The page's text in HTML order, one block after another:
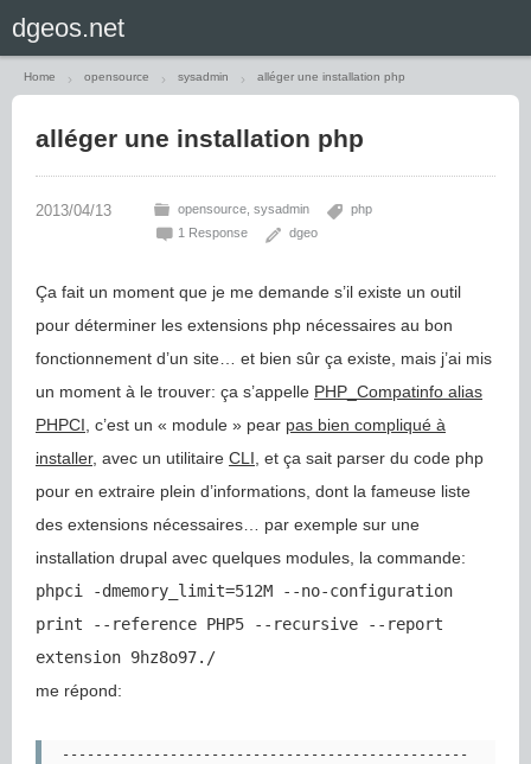
Home opensource sysadmin alléger une installation php
alléger une installation php
opensource sysadmin
php
1 Response
dgeo
Ça fait un moment que je me demande s’il existe un outil
pour déterminer les extensions php nécessaires au bon
fonctionnement d’un site… et bien sûr ça existe, mais j’ai mis
un moment à le trouver: ça s’appelle PHP_Compatinfo alias
PHPCI , c’est un « module » pear pas bien compliqué à
installer, avec un utilitaire CLI , et ça sait parser du code php
pour en extraire plein d’informations, dont la fameuse liste
des extensions nécessaires… par exemple sur une
installation drupal avec quelques modules, la commande:
phpci -dmemory_limit=512M --no-configuration
print --reference PHP5 --recursive --report
extension 9hz8o97./
me répond:
-------------------------------------------------